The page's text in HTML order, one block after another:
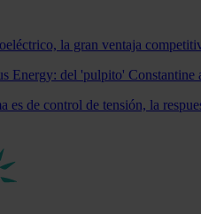
la gran ventaja
Energy: del 'pulpito' Constantine
de control de tensión, la